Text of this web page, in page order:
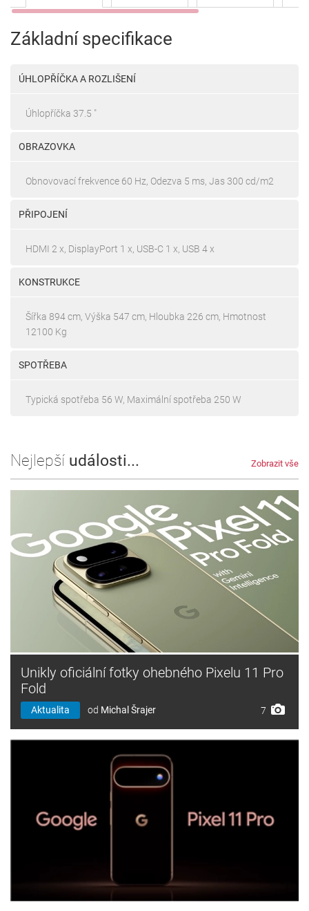
Základní specifikace
ÚHLOPŘÍČKA A ROZLIŠENÍ
Úhlopříčka 37.5 "
OBRAZOVKA
Obnovovací frekvence 60 Hz, Odezva 5 ms, Jas 300 cd/m2
PŘIPOJENÍ
HDMI 2 x, DisplayPort 1 x, USB-C 1 x, USB 4 x
KONSTRUKCE
Šířka 894 cm, Výška 547 cm, Hloubka 226 cm, Hmotnost
12100 Kg
SPOTŘEBA
Typická spotřeba 56 W, Maximální spotřeba 250 W
Nejlepší události... Zobrazit vše
Unikly oficiální fotky ohebného Pixelu 11 Pro
Fold
Aktualita od Michal Šrajer 7